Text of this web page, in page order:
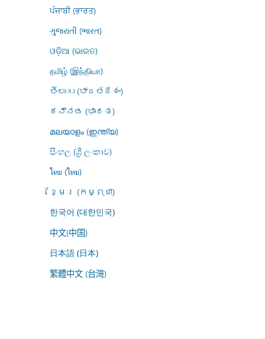
ਪੰਜਾਬੀ (ਭਾਰਤ)
ગુજરાતી (ભારત)
ଓଡ଼ିଆ (ଭାରତ)
தமிழ் (இந்தியா)
తెలుగు (భారతదేశం)
ಕನ್ನಡ (ಭಾರತ)
മലയാളം (ഇന്ത്യ)
සිංහල (ශ්‍රී ලංකාව)
ไทย (ไทย)
ខ្មែរ (កម្ពុជា)
한국어 (대한민국)
中文(中国)
日本語 (日本)
繁體中文 (台灣)